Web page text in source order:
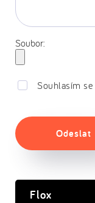
Soubor:
Souhlasím se
Odeslat
Flox